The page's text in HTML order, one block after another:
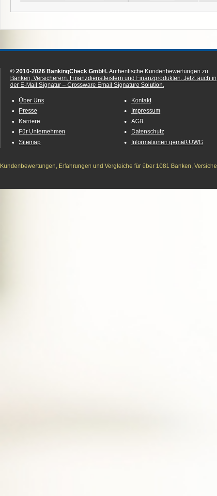
© 2010-2026 BankingCheck GmbH. Authentische Kundenbewertungen zu
Banken, Versicherern, Finanzdienstleistern und Finanzprodukten. Jetzt auch in
der E-Mail Signatur – Crossware Email Signature Solution.
Über Uns
Presse
Karriere
Für Unternehmen
Sitemap
Kontakt
Impressum
AGB
Datenschutz
Informationen gemäß UWG
Kundenbewertungen, Erfahrungen und Vergleiche für über 1081 Banken,